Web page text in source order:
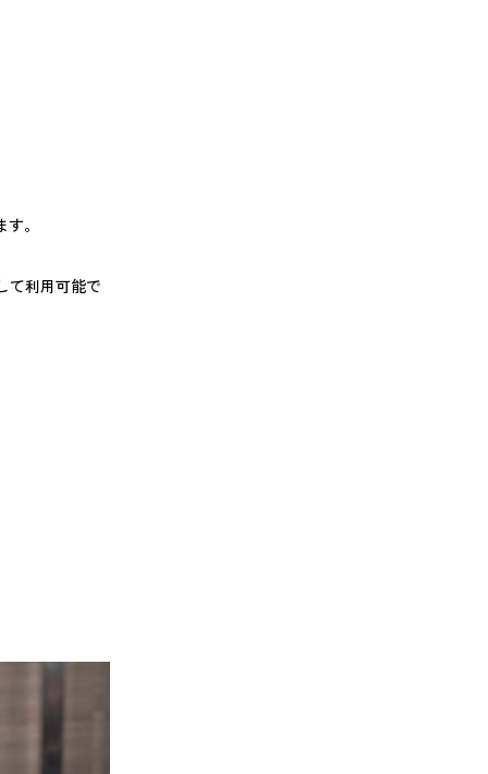
。
て利用可能で